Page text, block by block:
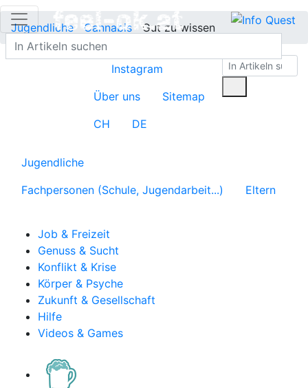
Jugendliche Cannabis Gut zu wissen
Instagram
Über uns
Sitemap
CH
DE
Jugendliche
Fachpersonen (Schule, Jugendarbeit...)
Eltern
Job & Freizeit
Genuss & Sucht
Konflikt & Krise
Körper & Psyche
Zukunft & Gesellschaft
Hilfe
Videos & Games